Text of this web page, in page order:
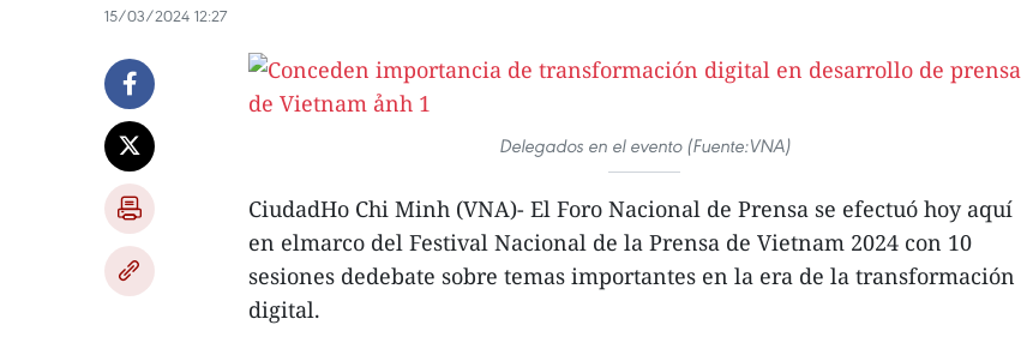
15/03/2024 12:27
Delegados en el evento (Fuente:VNA)
CiudadHo Chi Minh (VNA)- El Foro Nacional de Prensa se efectuó hoy aquí
en elmarco del Festival Nacional de la Prensa de Vietnam 2024 con 10
sesiones dedebate sobre temas importantes en la era de la transformación
digital.